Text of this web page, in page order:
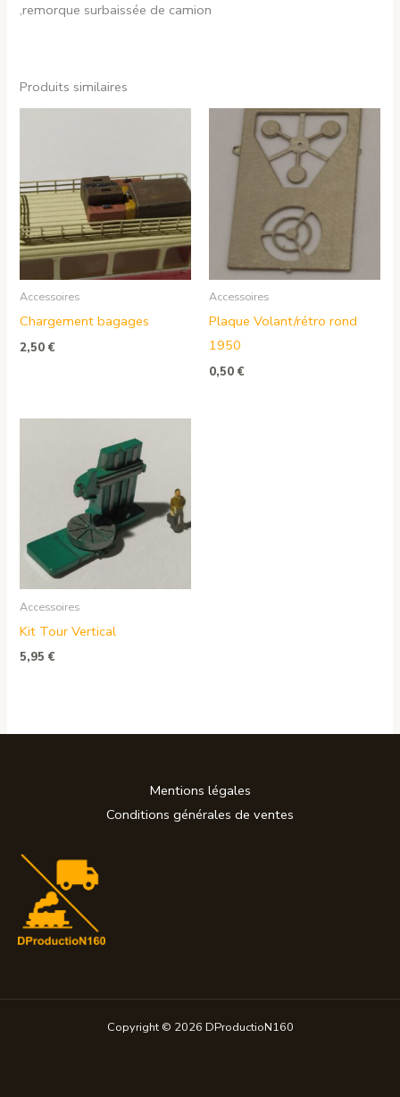
,remorque surbaissée de camion
Produits similaires
Accessoires
Chargement bagages
2,50€
Accessoires
Plaque Volant/rétro rond
1950
0,50 €
Accessoires
Kit Tour Vertical
5,95€
Mentions légales
Conditions générales de ventes
Copyright © 2026 DProductioN160